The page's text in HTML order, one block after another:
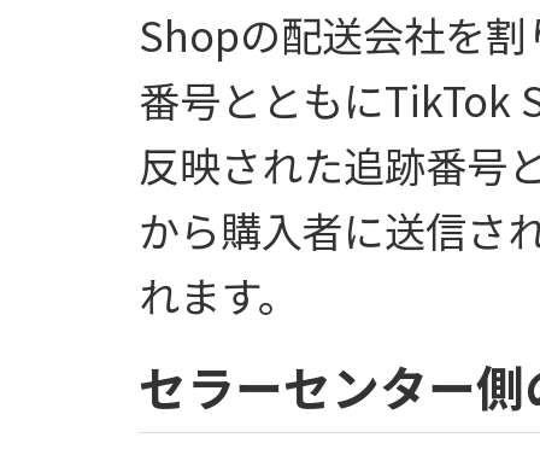
Shopの配送会社を
番号とともにTikTok
反映された追跡番号
から購入者に送信さ
れます。
セラーセンター